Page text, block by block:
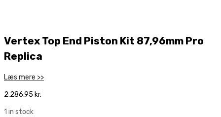
Vertex Top End Piston Kit 87,96mm Pro
Replica
Læs mere >>
2.286,95 kr.
1 in stock